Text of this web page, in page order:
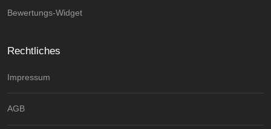
Bewertungs-Widget
Rechtliches
Impressum
AGB